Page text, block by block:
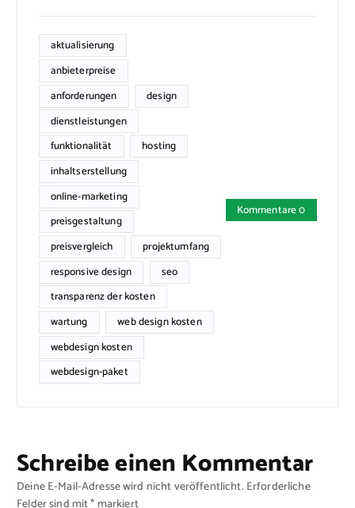
aktualisierung
anbieterpreise
anforderungen
design
dienstleistungen
funktionalität
hosting
inhaltserstellung
online-marketing
preisgestaltung
preisvergleich
projektumfang
responsive design
seo
transparenz der kosten
wartung
web design kosten
webdesign kosten
webdesign-paket
Kommentare 0
Schreibe einen Kommentar
Deine E-Mail-Adresse wird nicht veröffentlicht. Erforderliche